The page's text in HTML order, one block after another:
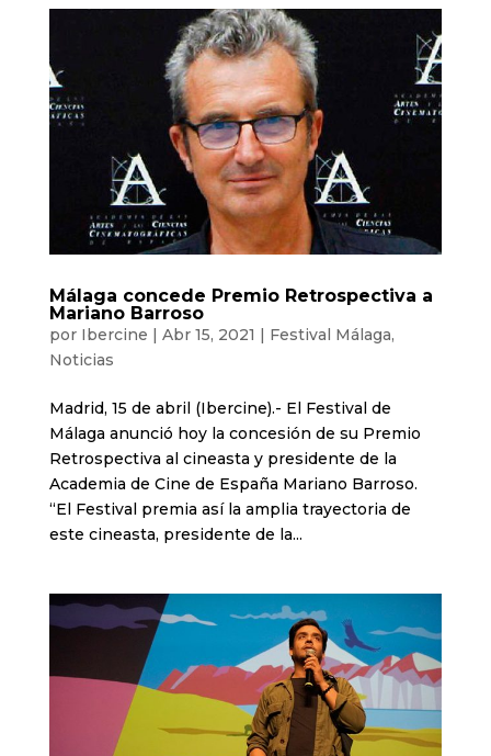
Málaga concede Premio Retrospectiva a
Mariano Barroso
por Ibercine Abr 15, 2021 Festival Málaga,
Noticias
Madrid, 15 de abril (Ibercine).- El Festival de
Málaga anunció hoy la concesión de su Premio
Retrospectiva al cineasta y presidente de la
Academia de Cine de España Mariano Barroso.
“El Festival premia así la amplia trayectoria de
este cineasta, presidente de la...